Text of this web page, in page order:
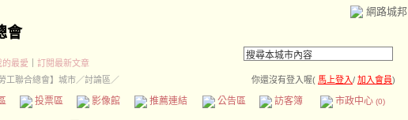
網路城邦
會
的最愛
訂閱最新文章
工聯合總會】城市／討論區／ 你還沒有登入喔( 馬上登入/ 加入會員)
投票區 影像館 推薦連結 公告區 訪客簿 市政中心 (0)